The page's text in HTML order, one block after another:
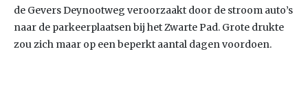
de Gevers Deynootweg veroorzaakt door de stroom auto’s
naar de parkeerplaatsen bij het Zwarte Pad. Grote drukte
zou zich maar op een beperkt aantal dagen voordoen.